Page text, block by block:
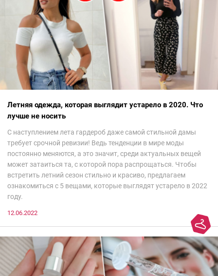
Летняя одежда, которая выглядит устарело в 2020. Что
лучше не носить
С наступлением лета гардероб даже самой стильной дамы
требует срочной ревизии! Ведь тенденции в мире моды
постоянно меняются, а это значит, среди актуальных вещей
может затаиться та, с которой пора распрощаться. Чтобы
встретить летний сезон стильно и красиво, предлагаем
ознакомиться с 5 вещами, которые выглядят устарело в 2022
году.
12.06.2022